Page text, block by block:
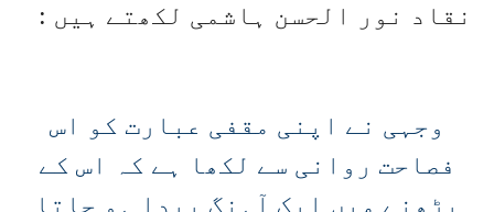
نقاد نور الحسن ہاشمی لکھتے ہیں :
وجہی نے اپنی مقفی عبارت کو اس
فصاحت روانی سے لکھا ہے کہ اس کے
پڑھنے میں ایک آہنگ پیدا ہو جاتا